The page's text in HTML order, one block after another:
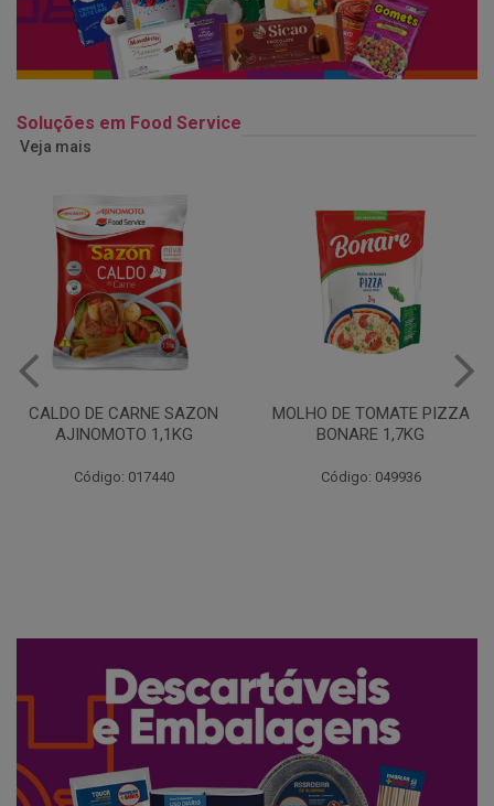
Soluções em Food Service
Veja mais
MOLHO DE TOMATE PIZZA
BONARE 1,7KG
Código: 049936
MARGARINA USO
PROFISSIONAL 80% CUKIN
Código: 062469